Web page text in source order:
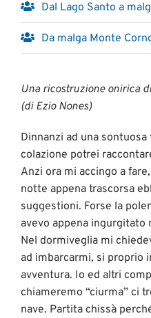
Dal Lago Santo a
Da malga Monte
Una ricostruzione onirica
(di Ezio Nones)
Dinnanzi ad una
colazione potrei
Anzi ora mi accingo a
notte appena trascorsa
suggestioni. Forse la
avevo appena ingurgitato
Nel dormiveglia mi
ad imbarcarmi, si proprio
avventura. Io ed altri
chiameremo “ciurma” ci
nave. Partita chissà